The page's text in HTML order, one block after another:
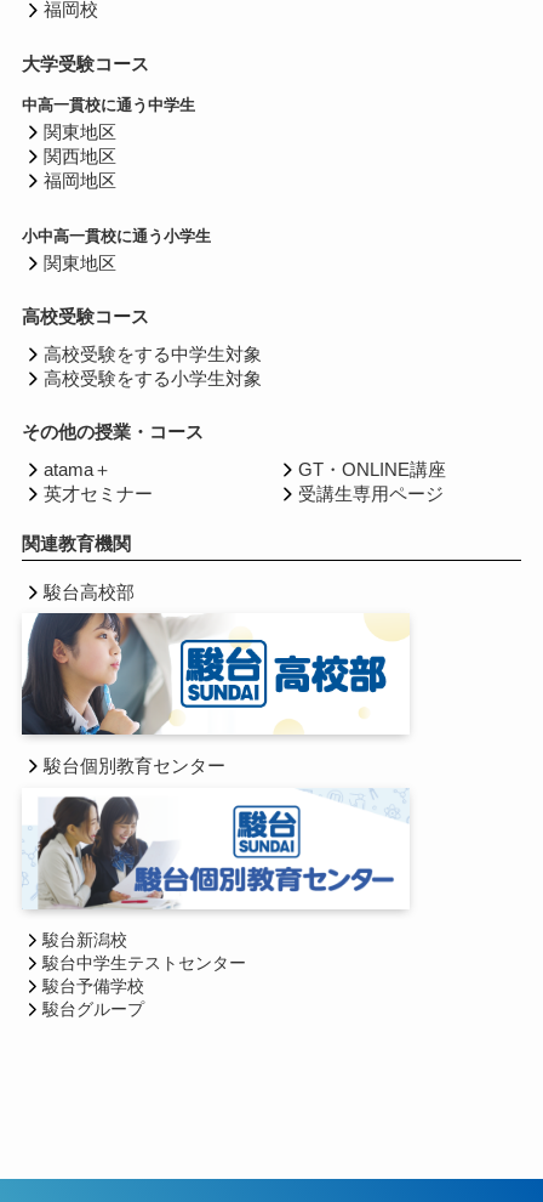
福岡校
大学受験コース
中高一貫校に通う中学生
関東地区
関西地区
福岡地区
小中高一貫校に通う小学生
関東地区
高校受験コース
高校受験をする中学生対象
高校受験をする小学生対象
その他の授業・コース
atama＋
英才セミナー
GT・ONLINE講座
受講生専用ページ
関連教育機関
駿台高校部
駿台個別教育センター
駿台新潟校
駿台中学生テストセンター
駿台予備学校
駿台グループ